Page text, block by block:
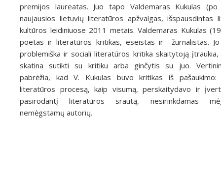
premijos laureatas. Juo tapo Valdemaras Kukulas
naujausios lietuvių literatūros apžvalgas, išspausdintas
kultūros leidiniuose 2011 metais. Valdemaras Kukulas
poetas ir literatūros kritikas, eseistas ir žurnalistas. Jo
problemiška ir sociali literatūros kritika skaitytoją įtraukia,
skatina sutikti su kritiku arba ginčytis su juo.
pabrėžia, kad V. Kukulas buvo kritikas iš
literatūros procesą, kaip visumą, perskaitydavo ir
pasirodantį literatūros srautą, nesirinkdamas
nemėgstamų autorių.